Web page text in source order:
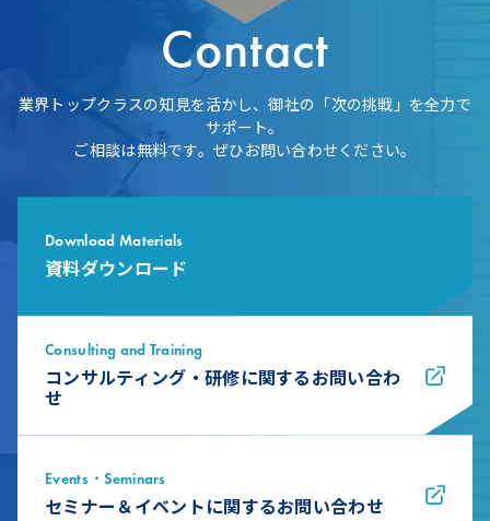
Contact
業界トップクラスの知見を活かし、御社の「次の挑戦」を全力で
サポート。
ご相談は無料です。ぜひお問い合わせください。
Download Materials
資料ダウンロード
Consulting and Training
コンサルティング・研修に関するお問い合わ
せ
Events・Seminars
セミナー＆イベントに関するお問い合わせ